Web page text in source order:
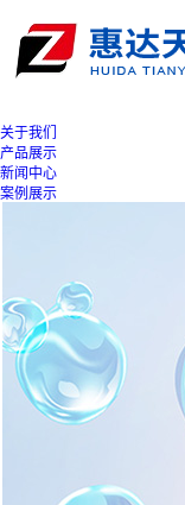
关于我们
产品展示
新闻中心
案例展示